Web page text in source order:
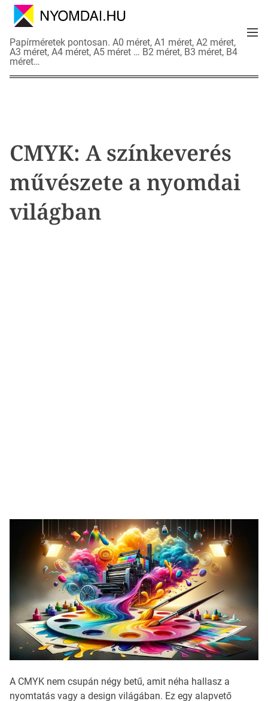
N
y
o
m
d
t
a
Papírméretek pontosan. A0 méret, A1 méret, A2 méret,
A3 méret, A4 méret, A5 méret … B2 méret, B3 méret, B4
méret…
M
CMYK: A színkeverés
művészete a nyomdai
világban
A CMYK nem csupán négy betű, amit néha hallasz a
nyomtatás vagy a design világában. Ez egy alapvető